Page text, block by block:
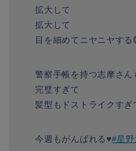
拡大して
拡大して
目を細めてニヤニヤする
警察手帳を持つ志摩さん
完璧すぎて
髪型もドストライクすぎ
今週もがんばれる♥️#星野